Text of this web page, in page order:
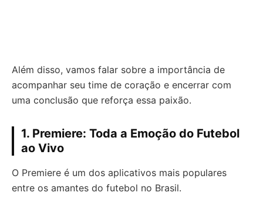
Além disso, vamos falar sobre a importância de
acompanhar seu time de coração e encerrar com
uma conclusão que reforça essa paixão.
1. Premiere: Toda a Emoção do Futebol
ao Vivo
O Premiere é um dos aplicativos mais populares
entre os amantes do futebol no Brasil.